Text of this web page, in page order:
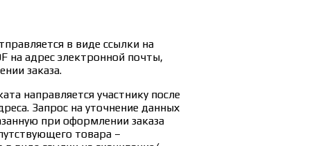
в виде ссылки на
на адрес электронной почты,
заказа.
направляется участнику после
Запрос на уточнение данных
при оформлении заказа
товара –